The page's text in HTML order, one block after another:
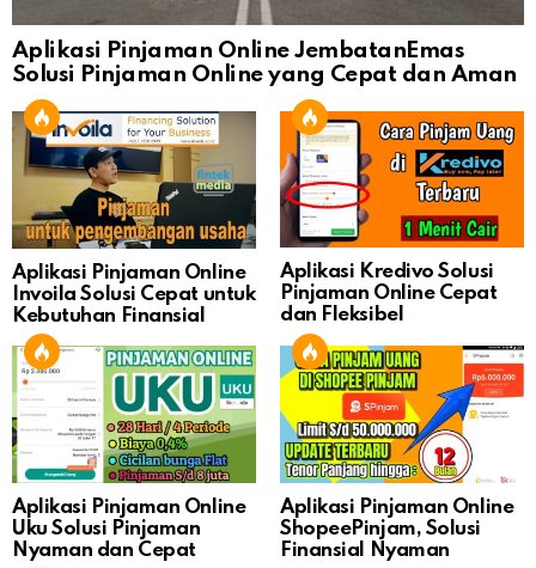
Aplikasi Pinjaman Online JembatanEmas
Solusi Pinjaman Online yang Cepat dan Aman
Aplikasi Pinjaman Online
Invoila Solusi Cepat untuk
Kebutuhan Finansial
Aplikasi Kredivo Solusi
Pinjaman Online Cepat
dan Fleksibel
Aplikasi Pinjaman Online
Uku Solusi Pinjaman
Nyaman dan Cepat
Aplikasi Pinjaman Online
ShopeePinjam, Solusi
Finansial Nyaman